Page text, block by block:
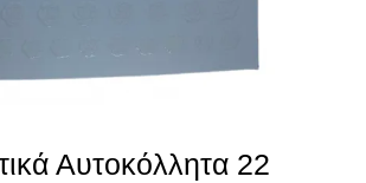
Αυτοκόλλητα 22